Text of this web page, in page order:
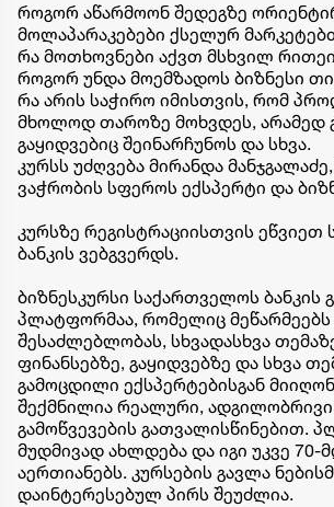
როგორ აწარმოონ შედეგზე
მოლაპარაკებები ქსელურ
რა მოთხოვნები აქვთ მსხვილ
როგორ უნდა მოემზადოს ბიზნესი
რა არის საჭირო იმისთვის, რომ
მხოლოდ თაროზე მოხვდეს, არამედ
გაყიდვებიც შეინარჩუნოს და სხვა.
კურსს უძღვება მირანდა
ვაჭრობის სფეროს ექსპერტი და
კურსზე რეგისტრაციისთვის
ბანკის ვებგვერდს.
ბიზნესკურსი საქართველოს ბანკის
პლატფორმაა, რომელიც
შესაძლებლობას, სხვადასხვა
ფინანსებზე, გაყიდვებზე და სხვა
გამოცდილი ექსპერტებისგან
შექმნილია რეალური, ადგილობრივი
გამოწვევების გათვალისწინებით.
მუდმივად ახლდება და იგი უკვე 70-
აერთიანებს. კურსების გავლა
დაინტერესებულ პირს შეუძლია.